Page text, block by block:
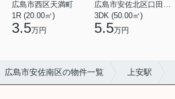
広島市西区天満町
1R (20.00㎡)
3.5万円
広島市安佐北区口田１丁目
3DK (50.00㎡)
5.5万円
広島市安佐南区の物件一覧 上安駅